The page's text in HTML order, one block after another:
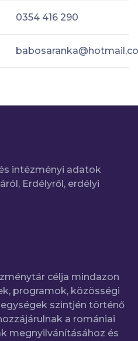
0354 416 290
intézményi adatok
Erdélyről, erdélyi
célja mindazon
programok, közösségi
szintjén történő
a romániai
megnyilvánításához és